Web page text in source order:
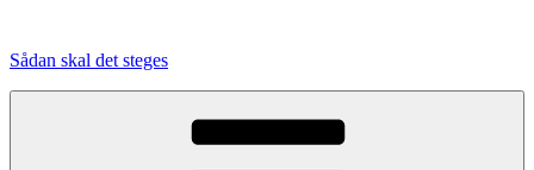
indhold
Sådan skal det steges